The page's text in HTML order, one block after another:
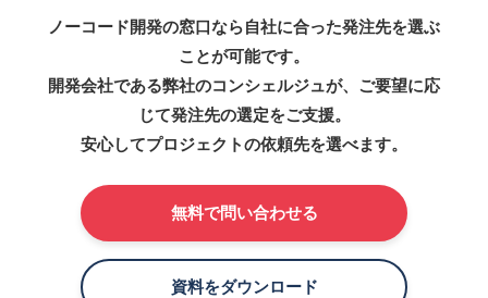
ノーコード開発の窓口なら自社に合った発注先を選ぶ
ことが可能です。
開発会社である弊社のコンシェルジュが、ご要望に応
じて発注先の選定をご支援。
安心してプロジェクトの依頼先を選べます。
無料で問い合わせる
資料をダウンロード